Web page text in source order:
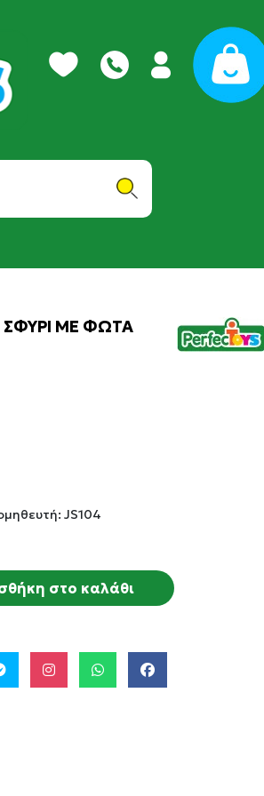
ΜΕ ΦΩΤΑ
JS104
στο καλάθι